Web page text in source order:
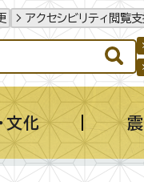
アクセシビリティ閲覧
文化